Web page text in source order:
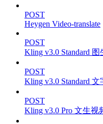
POST
Heygen Video-translate
POST
Kling v3.0 Standard 图
POST
Kling v3.0 Standard
POST
Kling v3.0 Pro 文生视